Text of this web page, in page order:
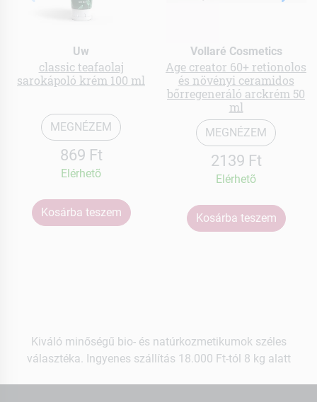
Uw
classic teafaolaj
sarokápoló krém 100 ml
MEGNÉZEM
869 Ft
Elérhetõ
Kosárba teszem
Vollaré Cosmetics
Age creator 60+ retionolos
és növényi ceramidos
bőrregeneráló arckrém 50
ml
MEGNÉZEM
2139 Ft
Elérhetõ
Kosárba teszem
Kiváló minőségű bio- és natúrkozmetikumok széles
választéka. Ingyenes szállítás 18.000 Ft-tól 8 kg alatt